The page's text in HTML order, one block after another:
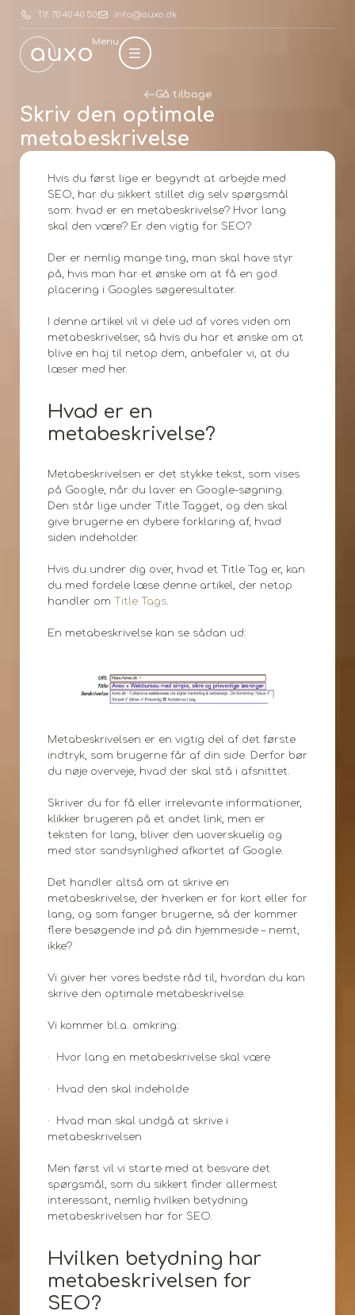
Tlf. 70 40 40 50 info@auxo.dk
Menu
Gå tilbage
Skriv den optimale
metabeskrivelse
Hvis du først lige er begyndt at arbejde med
SEO, har du sikkert stillet dig selv spørgsmål
som: hvad er en metabeskrivelse? Hvor lang
skal den være? Er den vigtig for SEO?
Der er nemlig mange ting, man skal have styr
på, hvis man har et ønske om at få en god
placering i Googles søgeresultater.
I denne artikel vil vi dele ud af vores viden om
metabeskrivelser, så hvis du har et ønske om at
blive en haj til netop dem, anbefaler vi, at du
læser med her.
Hvad er en
metabeskrivelse?
Metabeskrivelsen er det stykke tekst, som vises
på Google, når du laver en Google-søgning.
Den står lige under Title Tagget, og den skal
give brugerne en dybere forklaring af, hvad
siden indeholder.
Hvis du undrer dig over, hvad et Title Tag er, kan
du med fordele læse denne artikel, der netop
handler om
Title Tags.
En metabeskrivelse kan se sådan ud:
Metabeskrivelsen er en vigtig del af det første
indtryk, som brugerne får af din side. Derfor bør
du nøje overveje, hvad der skal stå i afsnittet.
Skriver du for få eller irrelevante informationer,
klikker brugeren på et andet link, men er
teksten for lang, bliver den uoverskuelig og
med stor sandsynlighed afkortet af Google.
Det handler altså om at skrive en
metabeskrivelse, der hverken er for kort eller for
lang, og som fanger brugerne, så der kommer
flere besøgende ind på din hjemmeside – nemt,
ikke?
Vi giver her vores bedste råd til, hvordan du kan
skrive den optimale metabeskrivelse.
Vi kommer bl.a. omkring:
· Hvor lang en metabeskrivelse skal være
· Hvad den skal indeholde
· Hvad man skal undgå at skrive i
metabeskrivelsen
Men først vil vi starte med at besvare det
spørgsmål, som du sikkert finder allermest
interessant, nemlig hvilken betydning
metabeskrivelsen har for SEO.
Hvilken betydning har
metabeskrivelsen for
SEO?